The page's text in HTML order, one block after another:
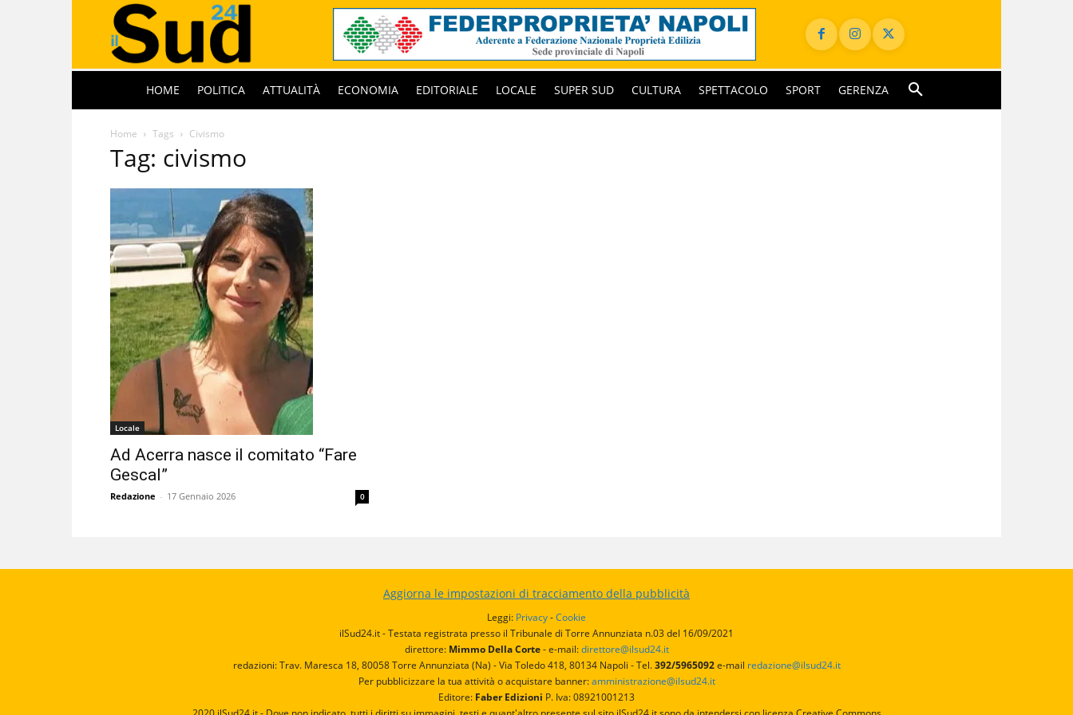
HOME POLITICA ATTUALITÀ ECONOMIA EDITORIALE LOCALE SUPER SUD CULTURA SPETTACOLO SPORT GERENZA
Home Tags Civismo
Tag: civismo
Locale
Ad Acerra nasce il comitato “Fare
Gescal”
Redazione - 17 Gennaio 2026 0
Aggiorna le impostazioni di tracciamento della pubblicità
Leggi: Privacy-Cookie
ilSud24.it - Testata registrata presso il Tribunale di Torre Annunziata n.03 del 16/09/2021
direttore:Mimmo Della Corte- e-mail:direttore@ilsud24.it
redazioni: Trav. Maresca 18, 80058 Torre Annunziata (Na) - Via Toledo 418, 80134 Napoli - Tel.392/5965092e-mail redazione@ilsud24.it
Per pubblicizzare la tua attività o acquistare banner:amministrazione@ilsud24.it
Editore: Faber Edizioni P. Iva: 08921001213